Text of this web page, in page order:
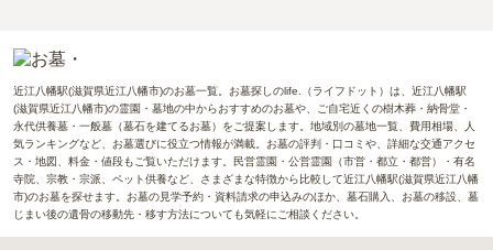
近江八幡駅(滋賀県近江八幡市)のお墓一覧。お墓探しのlife.（ライフドット）は、近江八幡駅
(滋賀県近江八幡市)の霊園・墓地の中からおすすめのお墓や、ご自宅近くの樹木葬・納骨堂・
永代供養墓・一般墓（墓石を建てるお墓）をご提案します。地域別の墓地一覧、費用相場、人
気ランキングなど、お墓選びに役立つ情報が満載。お墓の評判・口コミや、詳細な交通アクセ
ス・地図、料金・値段もご覧いただけます。民営霊園・公営霊園（市営・都立・都営）・有名
寺院、宗教・宗派、ペット供養など、さまざまな特徴から比較して近江八幡駅(滋賀県近江八幡
市)のお墓を探せます。お墓の見学予約・資料請求の申込みのほか、墓石購入、お墓の移設、墓
じまい後の遺骨の移動先・移す方法についても気軽にご相談ください。